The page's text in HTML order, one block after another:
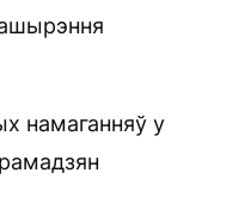
намаганняў у